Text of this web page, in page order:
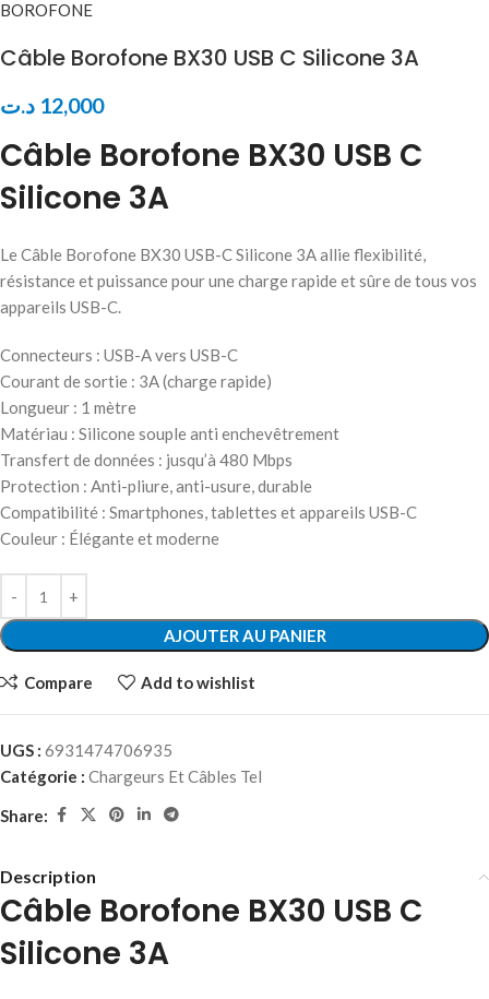
BOROFONE
Câble Borofone BX30 USB C Silicone 3A
12,000 د.ت
Câble Borofone BX30 USB C
Silicone 3A
Le Câble Borofone BX30 USB-C Silicone 3A allie flexibilité,
résistance et puissance pour une charge rapide et sûre de tous vos
appareils USB-C.
Connecteurs : USB-A vers USB-C
Courant de sortie : 3A (charge rapide)
Longueur : 1 mètre
Matériau : Silicone souple anti enchevêtrement
Transfert de données : jusqu’à 480 Mbps
Protection : Anti-pliure, anti-usure, durable
Compatibilité : Smartphones, tablettes et appareils USB-C
Couleur : Élégante et moderne
AJOUTER AU PANIER
Compare Add to wishlist
UGS : 6931474706935
Catégorie : Chargeurs Et Câbles Tel
Share:
Description
Câble Borofone BX30 USB C
Silicone 3A